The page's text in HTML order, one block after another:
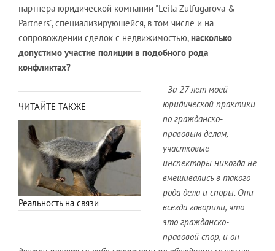
партнера юридической компании "Leila Zulfugarova &
Partners", специализирующейся, в том числе и на
сопровождении сделок с недвижимостью,насколько
допустимо участие полиции в подобного рода
конфликтах?
ЧИТАЙТЕ ТАКЖЕ
Реальность на связи
- За 27 лет моей
юридической практики
по гражданско-
правовым делам,
участковые
инспекторы никогда не
вмешивались в такого
рода дела и споры. Они
всегда говорили, что
это гражданско-
правовой спор, и он